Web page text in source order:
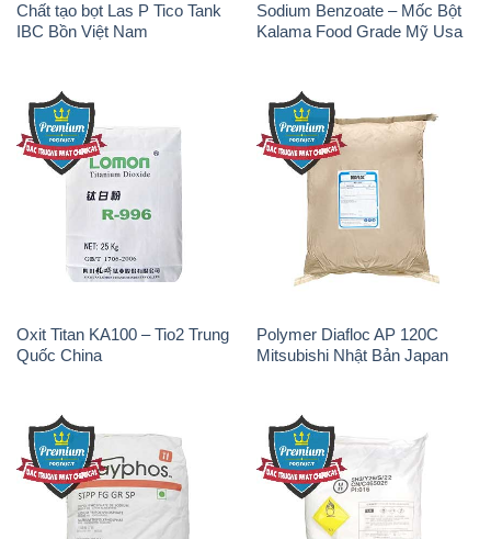
Chất tạo bọt Las P Tico Tank
IBC Bồn Việt Nam
Sodium Benzoate – Mốc Bột
Kalama Food Grade Mỹ Usa
Oxit Titan KA100 – Tio2 Trung
Quốc China
Polymer Diafloc AP 120C
Mitsubishi Nhật Bản Japan